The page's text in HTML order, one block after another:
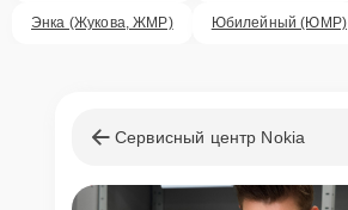
Энка (Жукова, ЖМР) Юбилейный (ЮМР)
Сервисный центр Nokia